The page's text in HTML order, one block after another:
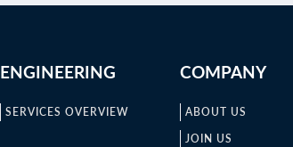
ENGINEERING
SERVICES OVERVIEW
COMPANY
ABOUT US
JOIN US